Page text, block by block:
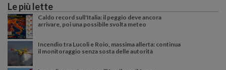
Le più lette
Caldo record sull'Italia: il peggio deve ancora
arrivare, poi una possibile svolta meteo
Incendio tra Lucoli e Roio, massima allerta: continua
il monitoraggio senza sosta delle autorità